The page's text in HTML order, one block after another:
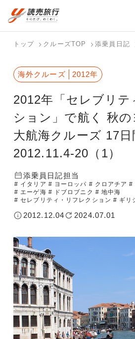
航空券+宿泊
フリーワー
検索する
国内旅行トップ
バスツアー
を探す
個人旅行
（ブーケ）
国内特集か
テーマから
探す
写
海外旅行トップ
海外特集か
ら探す
テーマから
探す
トップ クルーズTOP 添乗員日記
2012年「セレブリテ
ション」で航く 秋
大航海クルーズ 17日
2012.11.4-20（1）
海外クルーズ 2012年
添乗員日記担当
# イタリア # ヨーロッパ # クロアチア #
# エーゲ海 # ドブロブニク # 地中海
# セレブリティ・リフレクション # ギリ
2012.12.04 2024.07.01